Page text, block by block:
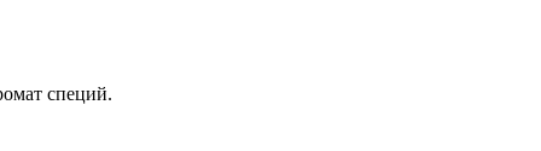
специй.